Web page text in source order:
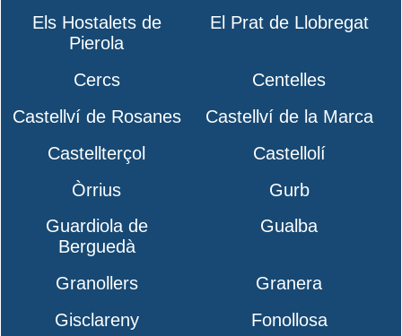
Els Hostalets de
Pierola
El Prat de Llobregat
Cercs
Centelles
Castellví de Rosanes
Castellví de la Marca
Castellterçol
Castellolí
Òrrius
Gurb
Guardiola de
Berguedà
Gualba
Granollers
Granera
Gisclareny
Fonollosa